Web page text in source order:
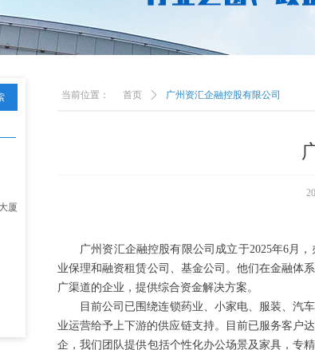
首页 ꄲ 广州资汇企融控股有限公司
广州资汇企融控股有限公司成立于2025年6月
业保理和融资租赁公司、基金公司。他们在金融体
广渠道的企业，提供综合资金解决方案。
目前公司已围绕连锁药业、小家电、服装、汽
业运营给予上下游的供应链支持。目前已服务客户
企，我们团队提供包括个性化办公场景及家具，专
当前位置：
厦